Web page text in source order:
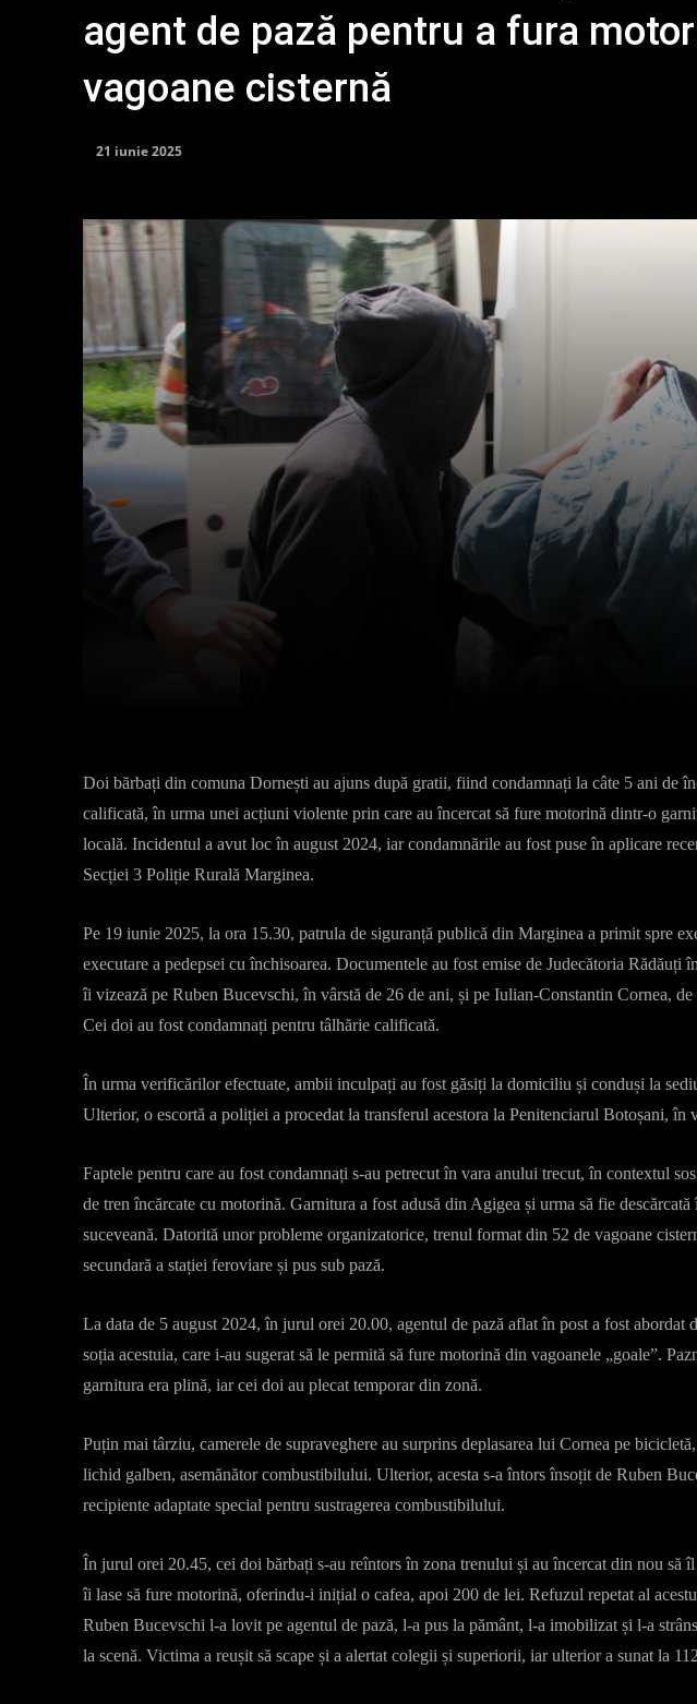
agent de pază pentru a fura
vagoane cisternă
21 iunie 2025
Doi bărbați din comuna Dornești au ajuns după gratii, fiind condamnați la câte 5 ani de
calificată, în urma unei acțiuni violente prin care au încercat să fure motorină dintr-o
locală. Incidentul a avut loc în august 2024, iar condamnările au fost puse în aplicare
Secției 3 Poliție Rurală Marginea.
Pe 19 iunie 2025, la ora 15.30, patrula de siguranță publică din Marginea a primit spre
executare a pedepsei cu închisoarea. Documentele au fost emise de Judecătoria Rădăuți
îi vizează pe Ruben Bucevschi, în vârstă de 26 de ani, și pe Iulian-Constantin Cornea,
Cei doi au fost condamnați pentru tâlhărie calificată.
În urma verificărilor efectuate, ambii inculpați au fost găsiți la domiciliu și conduși la
Ulterior, o escortă a poliției a procedat la transferul acestora la Penitenciarul Botoșani, în
Faptele pentru care au fost condamnați s-au petrecut în vara anului trecut, în contextul
de tren încărcate cu motorină. Garnitura a fost adusă din Agigea și urma să fie
suceveană. Datorită unor probleme organizatorice, trenul format din 52 de vagoane
secundară a stației feroviare și pus sub pază.
La data de 5 august 2024, în jurul orei 20.00, agentul de pază aflat în post a fost abordat
soția acestuia, care i-au sugerat să le permită să fure motorină din vagoanele „goale”.
garnitura era plină, iar cei doi au plecat temporar din zonă.
Puțin mai târziu, camerele de supraveghere au surprins deplasarea lui Cornea pe
lichid galben, asemănător combustibilului. Ulterior, acesta s-a întors însoțit de Ruben
recipiente adaptate special pentru sustragerea combustibilului.
În jurul orei 20.45, cei doi bărbați s-au reîntors în zona trenului și au încercat din nou să
îi lase să fure motorină, oferindu-i inițial o cafea, apoi 200 de lei. Refuzul repetat al
Ruben Bucevschi l-a lovit pe agentul de pază, l-a pus la pământ, l-a imobilizat și l-a
la scenă. Victima a reușit să scape și a alertat colegii și superiorii, iar ulterior a sunat la